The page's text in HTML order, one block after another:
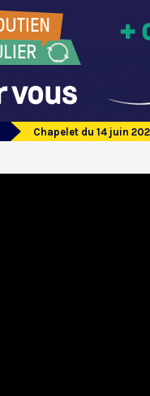
Chapelet du 14 juin